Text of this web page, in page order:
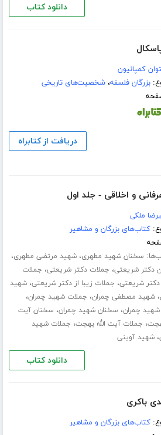
دانلود کتاب
کمپانیون
بزرگان فلسفه،شخصیت‌های تاریخی
دریافت از کتابراه
و اخلاقی - جلد اول
ملکی
کتاب‌های بزرگان و مشاهیر
سخنان شهید مطهری،شهید مرتضی مطهری،
دکتر شریعتی، جملات دکتر شریعتی، جملات
دکتر شریعتی، جملات زیبا از دکتر شریعتی،شهید
،شهید مصطفی چمران، جملات شهید چمران،
چمران، سخنان شهید چمران، سخنان آیت
، جملات آیت الله بهجت، جملات شهید
،شهید آوینی
دانلود کتاب
باکری
کتاب‌های بزرگان و مشاهیر